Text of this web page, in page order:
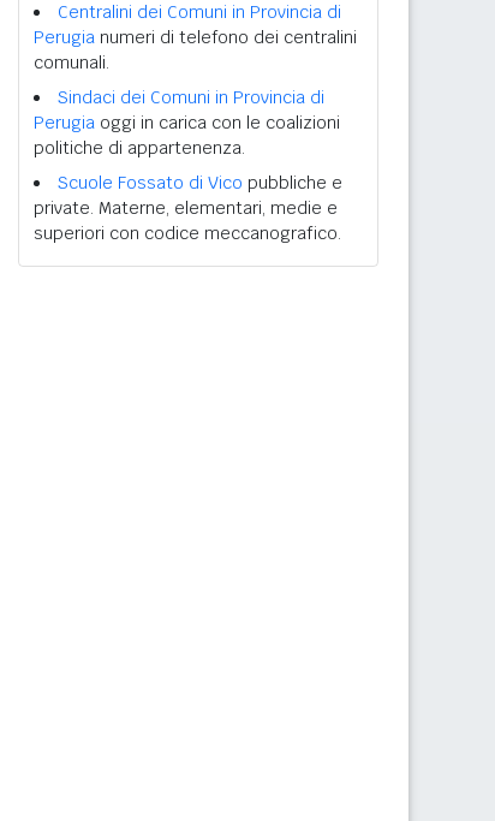
Centralini dei Comuni in Provincia di
Perugia numeri di telefono dei centralini
comunali.
Sindaci dei Comuni in Provincia di
Perugia oggi in carica con le coalizioni
politiche di appartenenza.
Scuole Fossato di Vico pubbliche e
private. Materne, elementari, medie e
superiori con codice meccanografico.